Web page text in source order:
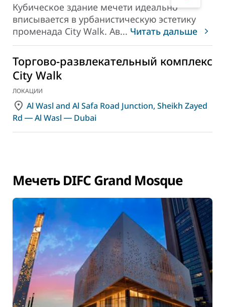
Кубическое здание мечети идеально
вписывается в урбанистическую эстетику
променада City Walk. Ав... Читать дальше
Торгово-развлекательный комплекс
City Walk
ЛОКАЦИИ
Al Wasl and Al Safa Road Junction, Sheikh Zayed
Rd ― Al Wasl ― Dubai
Мечеть DIFC Grand Mosque